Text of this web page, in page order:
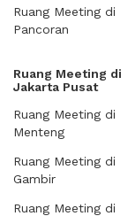
Ruang Meeting di
Pancoran
Ruang Meeting di
Jakarta Pusat
Ruang Meeting di
Menteng
Ruang Meeting di
Gambir
Ruang Meeting di